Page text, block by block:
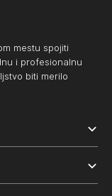
mestu spojiti
i profesionalnu
biti merilo